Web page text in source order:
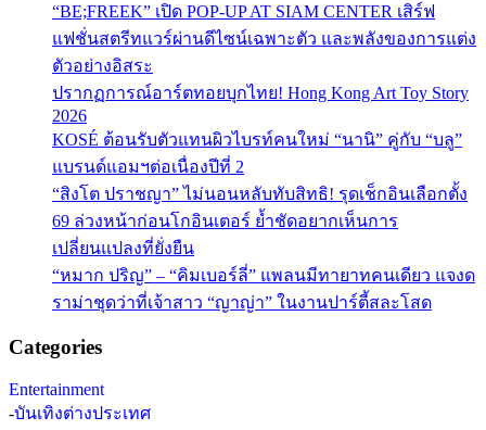
“BE;FREEK” เปิด POP-UP AT SIAM CENTER เสิร์ฟ
แฟชั่นสตรีทแวร์ผ่านดีไซน์เฉพาะตัว และพลังของการแต่ง
ตัวอย่างอิสระ
ปรากฏการณ์อาร์ตทอยบุกไทย! Hong Kong Art Toy Story
2026
KOSÉ ต้อนรับตัวแทนผิวไบรท์คนใหม่ “นานิ” คู่กับ “บลู”
แบรนด์แอมฯต่อเนื่องปีที่ 2
“สิงโต ปราชญา” ไม่นอนหลับทับสิทธิ! รุดเช็กอินเลือกตั้ง
69 ล่วงหน้าก่อนโกอินเตอร์ ย้ำชัดอยากเห็นการ
เปลี่ยนแปลงที่ยั่งยืน
“หมาก ปริญ” – “คิมเบอร์ลี่” แพลนมีทายาทคนเดียว แจงด
ราม่าชุดว่าที่เจ้าสาว “ญาญ่า” ในงานปาร์ตี้สละโสด
Categories
Entertainment
-บันเทิงต่างประเทศ